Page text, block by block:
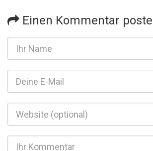
Einen Kommentar